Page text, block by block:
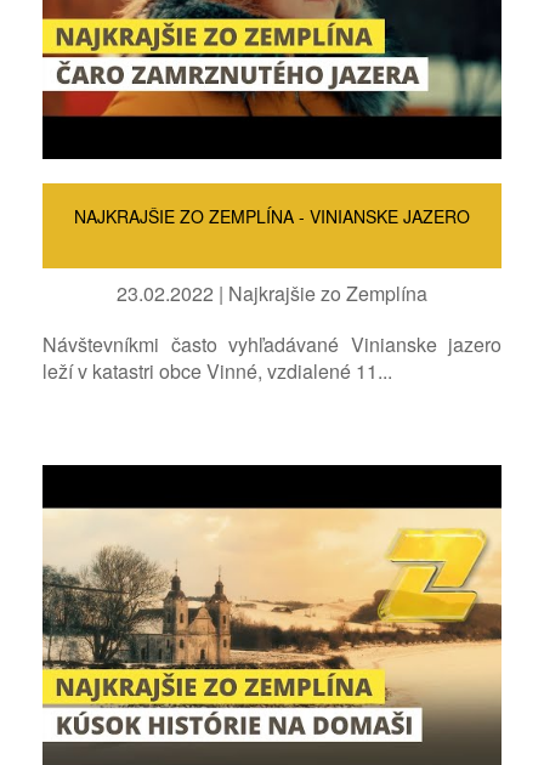
NAJKRAJŠIE ZO ZEMPLÍNA - VINIANSKE JAZERO
23.02.2022 | Najkrajšie zo Zemplína
Návštevníkmi často vyhľadávané Vinianske jazero
leží v katastri obce Vinné, vzdialené 11...